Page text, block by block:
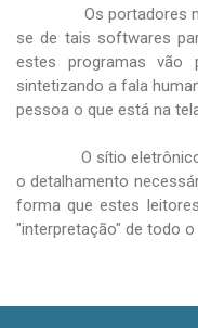
Os portadores
se de tais softwares
estes programas vão
sintetizando a fala
pessoa o que está na
O sítio
o detalhamento
forma que estes
"interpretação" de todo